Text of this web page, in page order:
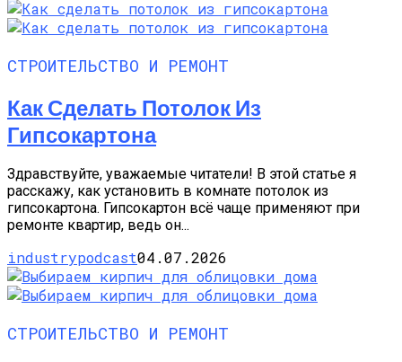
СТРОИТЕЛЬСТВО И РЕМОНТ
Как Сделать Потолок Из
Гипсокартона
Здравствуйте, уважаемые читатели! В этой статье я
расскажу, как установить в комнате потолок из
гипсокартона. Гипсокартон всё чаще применяют при
ремонте квартир, ведь он...
industrypodcast04.07.2026
СТРОИТЕЛЬСТВО И РЕМОНТ